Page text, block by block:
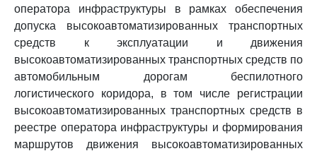
оператора инфраструктуры в рамках обеспечения
допуска высокоавтоматизированных транспортных
средств к эксплуатации и движения
высокоавтоматизированных транспортных средств по
автомобильным дорогам беспилотного
логистического коридора, в том числе регистрации
высокоавтоматизированных транспортных средств в
реестре оператора инфраструктуры и формирования
маршрутов движения высокоавтоматизированных